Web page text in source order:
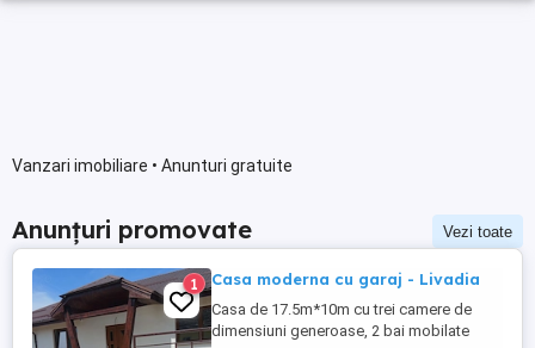
Vanzari imobiliare • Anunturi gratuite
Anunțuri promovate Vezi toate
1 Casa moderna cu garaj - Livadia
Casa de 17.5m*10m cu trei camere de
dimensiuni generoase, 2 bai mobilate